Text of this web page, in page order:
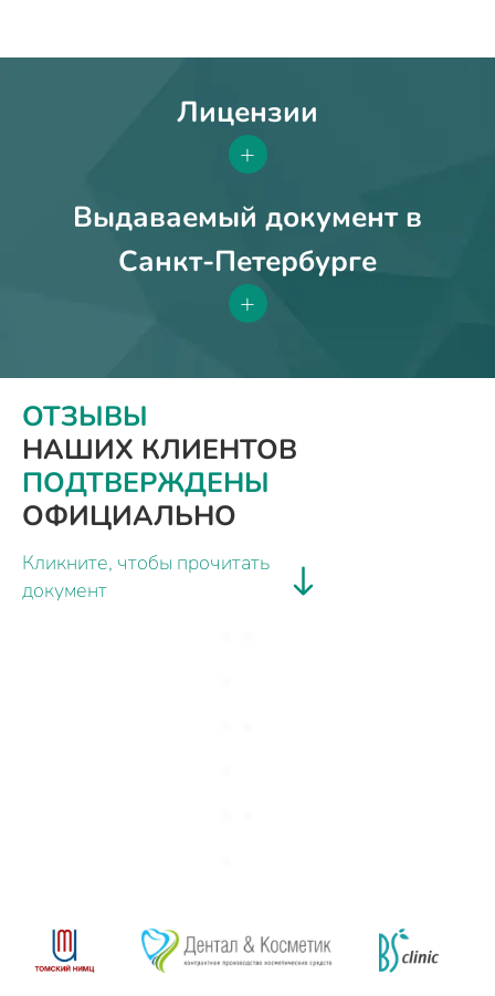
Лицензии
+
Выдаваемый документ в
Санкт-Петербурге
+
ОТЗЫВЫ
НАШИХ КЛИЕНТОВ
ПОДТВЕРЖДЕНЫ
ОФИЦИАЛЬНО
Кликните, чтобы прочитать
документ